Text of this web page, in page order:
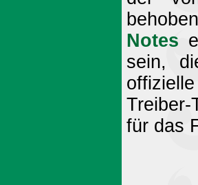
Notes
sein,
offizielle
für das